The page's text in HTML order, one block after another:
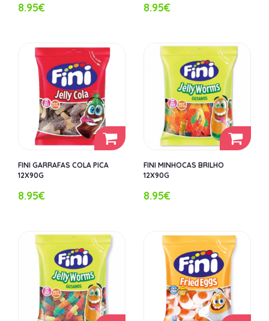
8.95€ 8.95€
FINI GARRAFAS COLA PICA
12X90G
8.95€
FINI MINHOCAS BRILHO
12X90G
8.95€